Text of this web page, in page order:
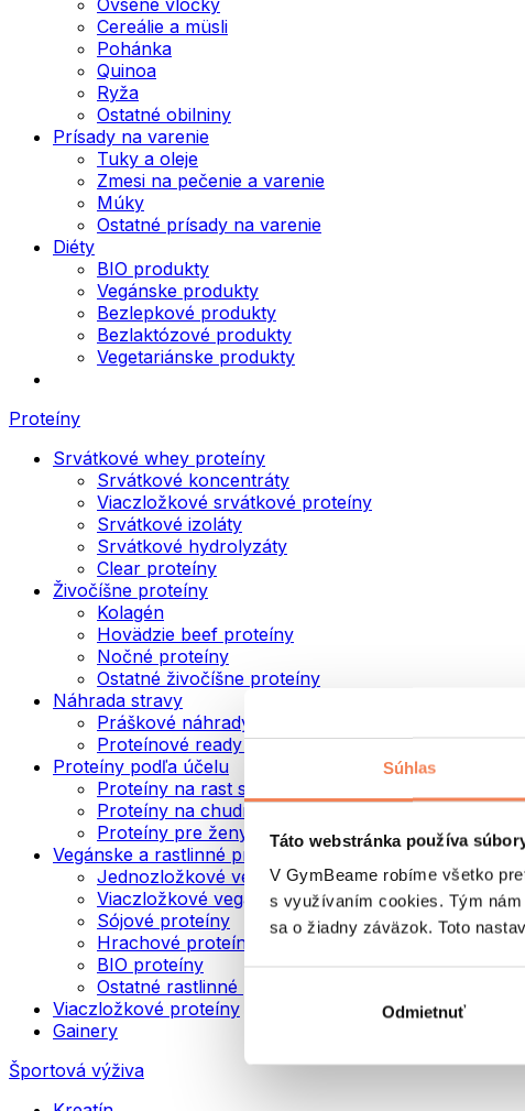
Súhlas
Táto webstránka používa
V GymBeame robíme všetko
s využívaním cookies. Tým
sa o žiadny záväzok. Toto
Odmietnuť
Cereálie a müsli
Pohánka
Quinoa
Ryža
Ostatné obilniny
Prísady na varenie
Tuky a oleje
Zmesi na pečenie a varenie
Múky
Ostatné prísady na varenie
Diéty
BIO produkty
Vegánske produkty
Bezlepkové produkty
Bezlaktózové produkty
Vegetariánske produkty
Proteíny
Srvátkové whey proteíny
Srvátkové koncentráty
Viaczložkové srvátkové proteíny
Srvátkové izoláty
Srvátkové hydrolyzáty
Clear proteíny
Živočíšne proteíny
Kolagén
Hovädzie beef proteíny
Nočné proteíny
Ostatné živočíšne proteíny
Náhrada stravy
Práškové náhrady stravy
Proteínové ready to drink nápoje
Proteíny podľa účelu
Proteíny na rast svalov
Proteíny na chudnutie
Proteíny pre ženy
Vegánske a rastlinné proteíny
Jednozložkové vegánske proteíny
Viaczložkové vegánske proteíny
Sójové proteíny
Hrachové proteíny
BIO proteíny
Ostatné rastlinné proteíny
Viaczložkové proteíny
Gainery
Športová výživa